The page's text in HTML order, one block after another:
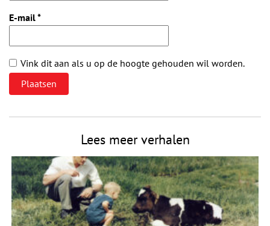
E-mail*
Vink dit aan als u op de hoogte gehouden wil worden.
Lees meer verhalen